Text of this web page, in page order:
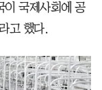
이 국제사회에 공
고 했다.